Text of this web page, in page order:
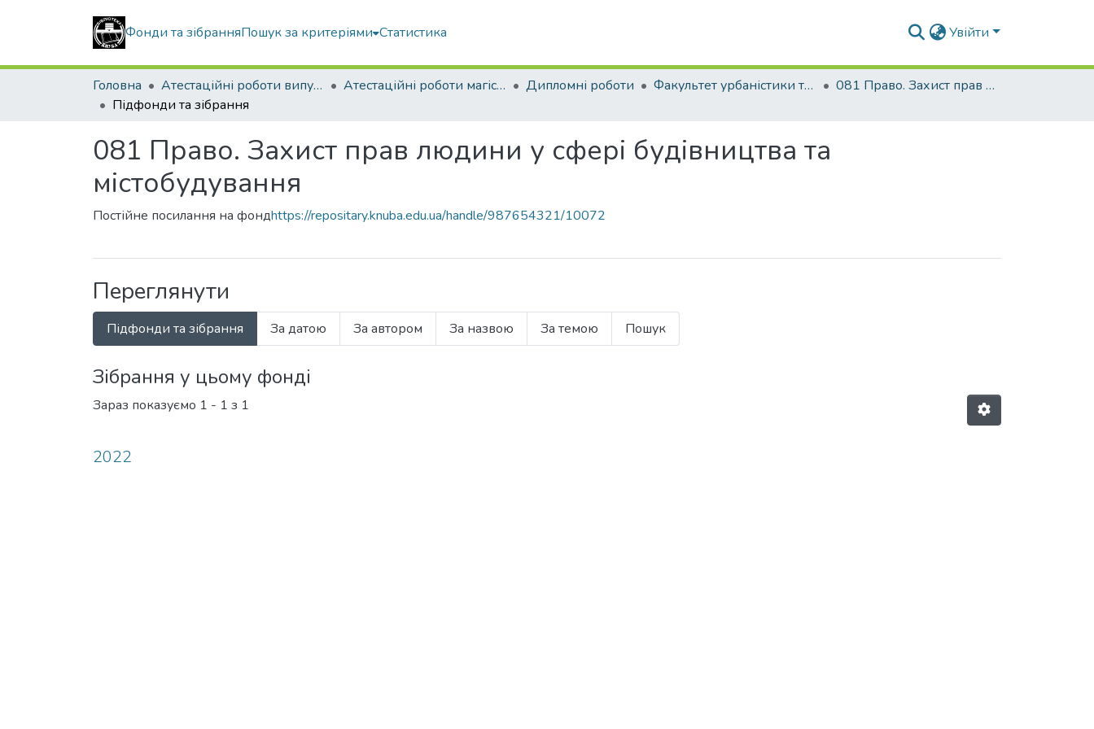
Фонди та зібранняПошук за критеріями Статистика Увійти
Головна Атестаційні роботи випускників Атестаційні роботи магістрів Дипломні роботи Факультет урбаністики та просторового планування
081 Право. Захист прав людини у сфері будівництва та містобудування
Підфонди та зібрання
081 Право. Захист прав людини у сфері будівництва та
містобудування
Постійне посилання на фондhttps://repositary.knuba.edu.ua/handle/987654321/10072
Переглянути
Підфонди та зібрання За датою За автором За назвою За темою Пошук
Зібрання у цьому фонді
Зараз показуємо 1 - 1 з 1
2022